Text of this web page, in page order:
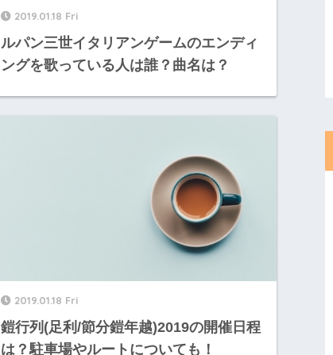
2019.01.18 Fri
ルパン三世イタリアンゲームのエンディ
ングを歌っている人は誰？曲名は？
2019.01.18 Fri
鎧行列(足利/節分鎧年越)2019の開催日程
は？駐車場やルートについても！